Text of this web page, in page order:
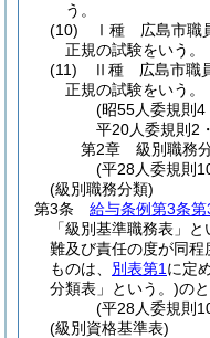
う。
(10)
Ⅰ種 広島市職
正規の試験をいう。
(11)
Ⅱ種 広島市職
正規の試験をいう。
(昭55人委規則4
平20人委規則2
第2章
級別職務
(平28人委規則
(級別職務分類)
第3条
給与条例第3条第
「級別基準職務表」と
難及び責任の度が同
ものは、 別表第1 に定
分類表」という。)の
(平28人委規則
(級別資格基準表)